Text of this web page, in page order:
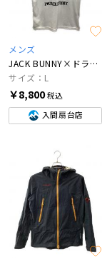
メンズ
JACK BUNNY×ドラえもん
サイズ：L
￥8,800税込
入間扇台店